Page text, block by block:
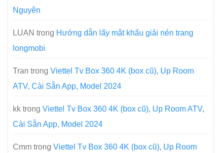
Nguyên
LUAN trong Hướng dẫn lấy mật khẩu giải nén trang
longmobi
Tran trong Viettel Tv Box 360 4K (box cũ), Up Room
ATV, Cài Sẵn App, Model 2024
kk trong Viettel Tv Box 360 4K (box cũ), Up Room ATV,
Cài Sẵn App, Model 2024
Cmm trong Viettel Tv Box 360 4K (box cũ), Up Room